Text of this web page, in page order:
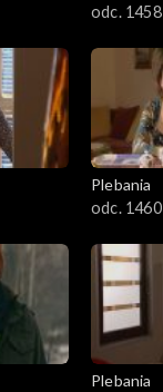
odc. 1458
Plebania
odc. 1460
Plebania